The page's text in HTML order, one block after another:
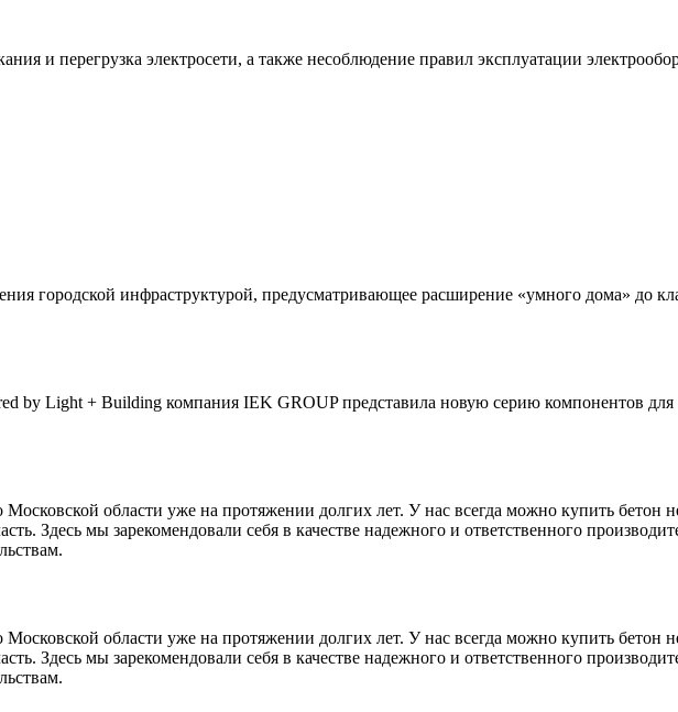
и перегрузка электросети, а также несоблюдение правил эксплуатации
городской инфраструктурой, предусматривающее расширение «умного дома» до
by Light + Building компания IEK GROUP представила новую серию компонентов для
области уже на протяжении долгих лет. У нас всегда можно купить бетон
Здесь мы зарекомендовали себя в качестве надежного и ответственного
области уже на протяжении долгих лет. У нас всегда можно купить бетон
Здесь мы зарекомендовали себя в качестве надежного и ответственного